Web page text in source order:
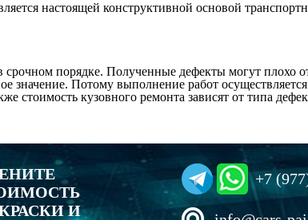
настоящей конструктивной основой
порядке. Полученные дефекты могут плохо
значение. Потому выполнение работ
кузовного ремонта зависят от типа
И
+7